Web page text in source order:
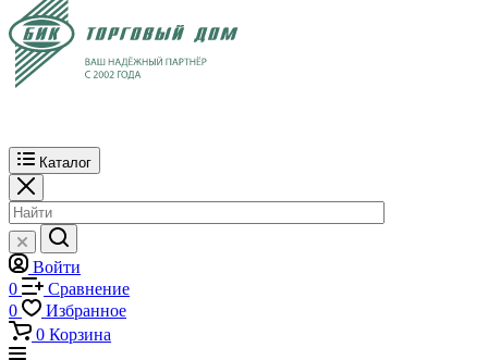
Каталог
Войти
0
Сравнение
0
Избранное
0 Корзина